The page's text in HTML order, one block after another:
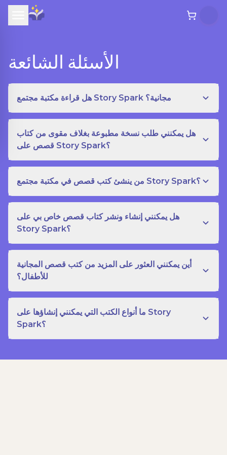
الأسئلة الشائعة
هل قراءة مكتبة مجتمع Story Spark مجانية؟
هل يمكنني طلب نسخة مطبوعة بغلاف مقوى من كتاب
قصص على Story Spark؟
من ينشئ كتب قصص في مكتبة مجتمع Story Spark؟
هل يمكنني إنشاء ونشر كتاب قصص خاص بي على
Story Spark؟
أين يمكنني العثور على المزيد من كتب قصص المجانية
للأطفال؟
ما أنواع الكتب التي يمكنني إنشاؤها على Story
Spark؟